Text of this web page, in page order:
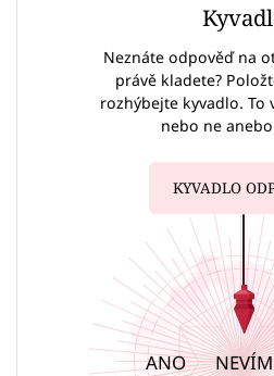
Neznáte odpověď na
právě kladete?
rozhýbejte kyvadlo. To
nebo ne
KYVADLO
ANO NEVÍM